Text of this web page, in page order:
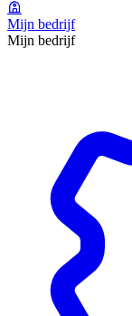
Mijn bedrijf
Mijn bedrijf